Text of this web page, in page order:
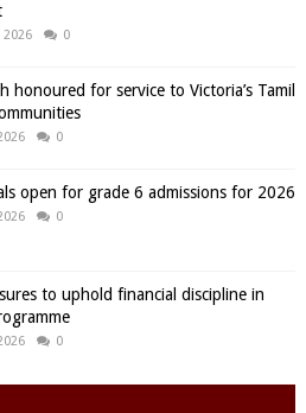
2026 0
honoured for service to Victoria’s Tamil
0
open for grade 6 admissions for 2026
0
to uphold financial discipline in
0